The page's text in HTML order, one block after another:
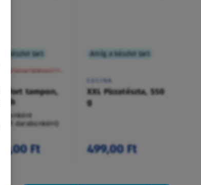
a készlet tart
A termék nem érkezett meg!
tampon,
Ft/1 darabonként)
Ft
Amíg a készlet tart
CUCINA
XXL Pizzatészta, 550
g
499,00 Ft